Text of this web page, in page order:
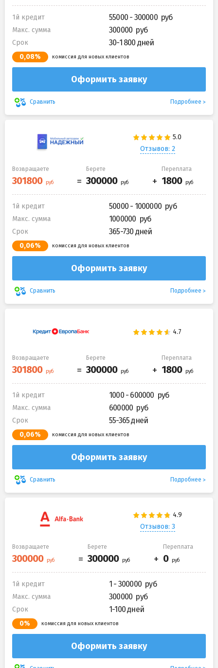
1й кредит 55000 - 300000
Макс. сумма 300000
Срок 30-1 800 дней
0,08% комиссия для новых клиентов
Оформить заявку
Сравнить Подробнее
Отзывов: 2
Возвращаете Берете Переплата
1й кредит 50000 - 1000000
Макс. сумма 1000000
Срок 365-730 дней
0,06% комиссия для новых клиентов
Оформить заявку
Сравнить Подробнее
Возвращаете Берете Переплата
1й кредит 1000 - 600000
Макс. сумма 600000
Срок 55-365 дней
0,06% комиссия для новых клиентов
Оформить заявку
Сравнить Подробнее
Отзывов: 3
Возвращаете Берете Переплата
1й кредит 1 - 300000
Макс. сумма 300000
Срок 1-100 дней
0% комиссия для новых клиентов
Оформить заявку